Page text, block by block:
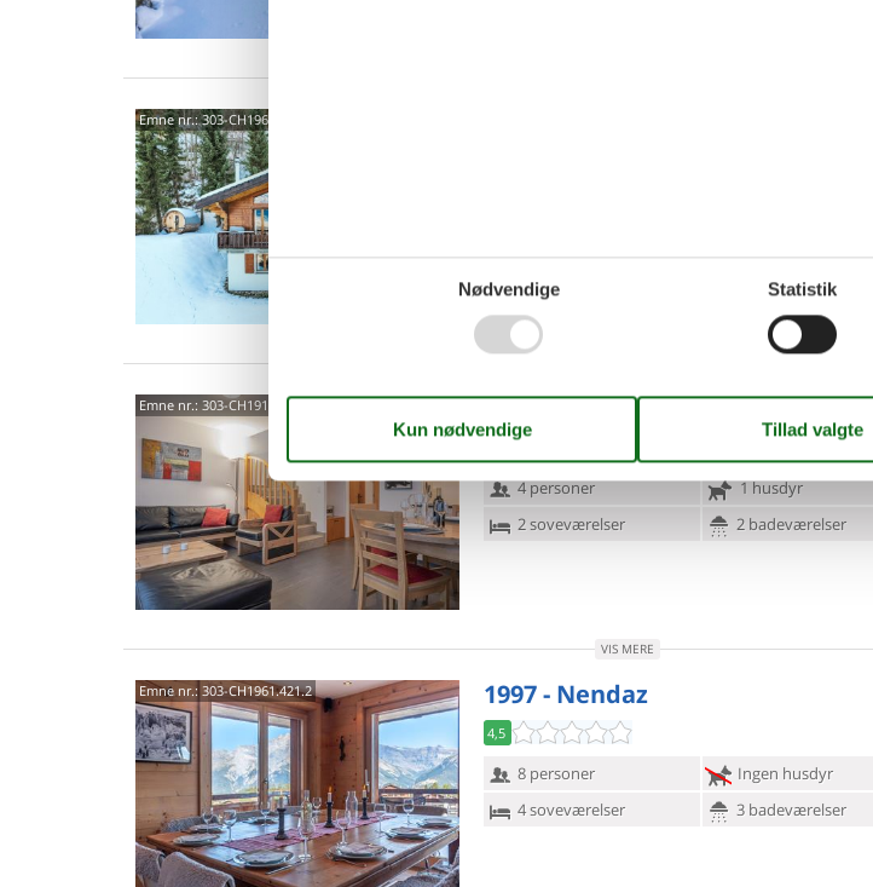
Emne nr.:303-CH1961.726.1
Emne nr.: 303-CH1912.150.10 1911 - Ovronnaz
4 personer
1 husdyr
2 soveværelser
2 badeværelser
VIS MERE
Emne nr.: 303-CH1961.421.2 1997 - Nendaz
4,5
8 personer
Ingen husdyr
4 soveværelser
3 badeværelser
Nødvendige Statistik